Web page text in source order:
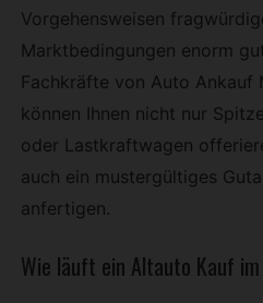
Vorgehensweisen
Marktbedingungen enorm
Fachkräfte von Auto Ankauf
können Ihnen nicht nur
oder Lastkraftwagen
auch ein mustergültiges
anfertigen.
Wie läuft ein Altauto Kauf